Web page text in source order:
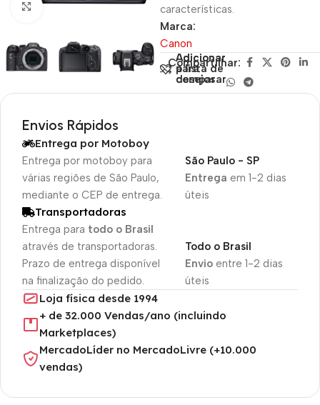
Clique para ampliar
características.
Marca:
Canon
Adicionar
para
comparar
Adicionar
à lista de
desejos
Compartilhar:
Envios Rápidos
Entrega por Motoboy
Entrega por motoboy para
várias regiões de São Paulo,
mediante o CEP de entrega.
Entrega em 1-2 dias
úteis
São Paulo - SP
Transportadoras
Entrega para todo o Brasil
através de transportadoras.
Prazo de entrega disponível
na finalização do pedido.
Envioentre 1-2 dias
úteis
Todo o Brasil
Loja física desde 1994
+ de 32.000 Vendas/ano (incluindo
Marketplaces)
MercadoLíder no MercadoLivre (+10.000
vendas)